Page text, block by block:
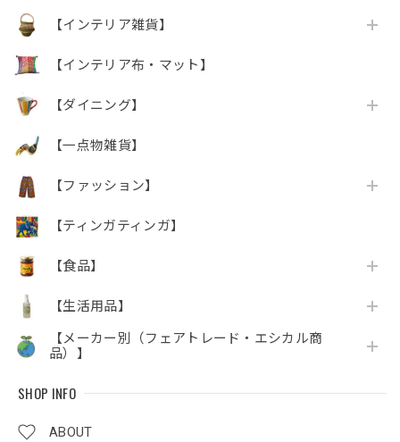
【インテリア雑貨】
【インテリア布・マット】
【ダイニング】
【一点物雑貨】
【ファッション】
【ティンガティンガ】
【食品】
【生活用品】
【メーカー別（フェアトレード・エシカル商
品）】
SHOP INFO
ABOUT